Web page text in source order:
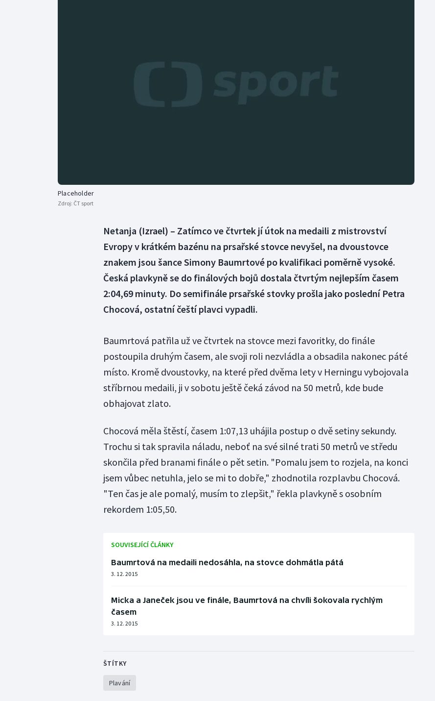
Parasport
Placeholder
Zdroj: ČT sport
Netanja (Izrael) – Zatímco ve čtvrtek jí útok na medaili z mistrovství
Evropy v krátkém bazénu na prsařské stovce nevyšel, na dvoustovce
znakem jsou šance Simony Baumrtové po kvalifikaci poměrně vysoké.
Česká plavkyně se do finálových bojů dostala čtvrtým nejlepším časem
2:04,69 minuty. Do semifinále prsařské stovky prošla jako poslední Petra
Chocová, ostatní čeští plavci vypadli.
Baumrtová patřila už ve čtvrtek na stovce mezi favoritky, do finále
postoupila druhým časem, ale svoji roli nezvládla a obsadila nakonec páté
místo. Kromě dvoustovky, na které před dvěma lety v Herningu vybojovala
stříbrnou medaili, ji v sobotu ještě čeká závod na 50 metrů, kde bude
obhajovat zlato.
Chocová měla štěstí, časem 1:07,13 uhájila postup o dvě setiny sekundy.
Trochu si tak spravila náladu, neboť na své silné trati 50 metrů ve středu
skončila před branami finále o pět setin. "Pomalu jsem to rozjela, na konci
jsem vůbec netuhla, jelo se mi to dobře," zhodnotila rozplavbu Chocová.
"Ten čas je ale pomalý, musím to zlepšit," řekla plavkyně s osobním
rekordem 1:05,50.
SOUVISEJÍCÍ ČLÁNKY
Baumrtová na medaili nedosáhla, na stovce dohmátla pátá
3. 12. 2015
Micka a Janeček jsou ve finále, Baumrtová na chvíli šokovala rychlým
časem
3. 12. 2015
ŠTÍTKY
Plavání